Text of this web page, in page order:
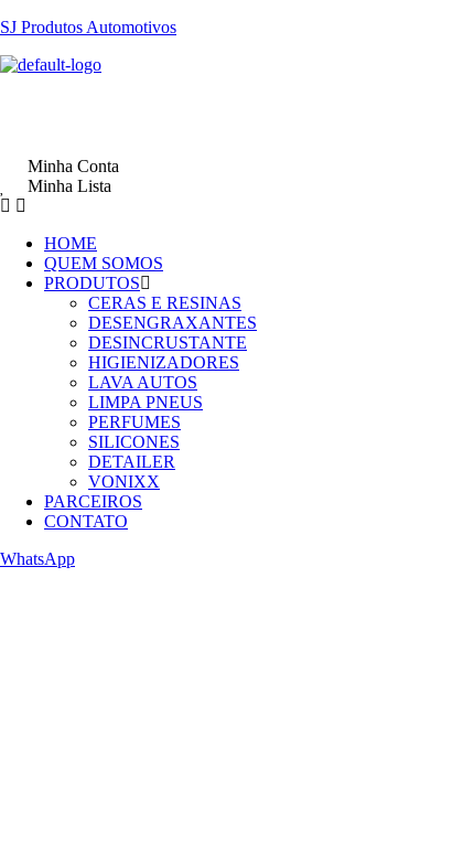
SJ Produtos Automotivos
Minha Conta
Minha Lista
HOME
QUEM SOMOS
PRODUTOS
CERAS E RESINAS
DESENGRAXANTES
DESINCRUSTANTE
HIGIENIZADORES
LAVA AUTOS
LIMPA PNEUS
PERFUMES
SILICONES
DETAILER
VONIXX
PARCEIROS
CONTATO
WhatsApp